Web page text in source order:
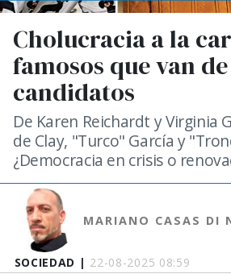
SOCIEDAD | 22-08-2025 08:59
Cholucracia a la
famosos que van de
candidatos
De Karen Reichardt y Virginia
de Clay, "Turco" García y
¿Democracia en crisis o
MARIANO CASAS DI